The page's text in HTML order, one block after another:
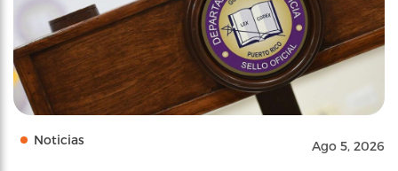
Noticias Ago 5, 2026